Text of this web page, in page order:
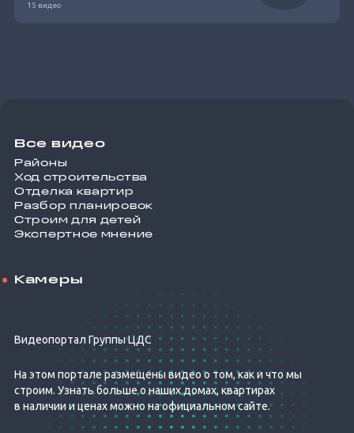
15 видео
Все видео
Районы
Ход строительства
Отделка квартир
Разбор планировок
Строим для детей
Экспертное мнение
Камеры
Видеопортал Группы ЦДС
На этом портале размещены видео о том, как и что мы
строим. Узнать больше о наших домах, квартирах
в наличии и ценах можно на официальном сайте.